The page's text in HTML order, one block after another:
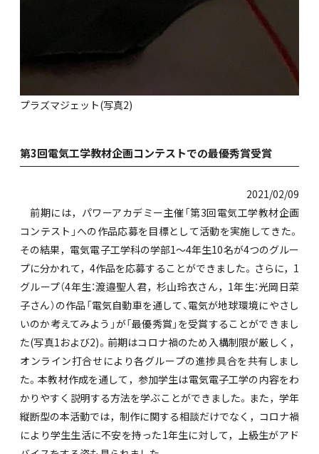
プラズマジェット(写真2)
第3回電気工学教材企画コンテストでの最優秀賞受賞
2021/02/09
前期には，パワーアカデミー主催「第3回電気工学教材企画
コンテスト」への作品応募を目標として活動を実施してきた。
その結果，電気電子工学科の学部1～4年生10名が4つのグルー
プに分かれて，4作品を応募することができました。さらに，1
グループ（4年生：渡邉聖人君，杉山玲衣さん，1年生：光岡日菜
子さん）の作品「電気自動車を通して、電気が地球環境にやさし
いのか考えてみよう」が「最優秀賞」を受賞することができまし
た(写真1および2)。前期はコロナ禍のため入構制限が厳しく，
オンライン打合せにより各グループの進捗具合を共有しまし
た。本教材作成を通して，参加学生は電気電子工学の内容をわ
かりやすく説明する方法を学ぶことができました。また，学年
縦断型の本活動では，制作に関する相談だけでなく，コロナ禍
により学生生活に不安を持った1年生に対して，上級生がアド